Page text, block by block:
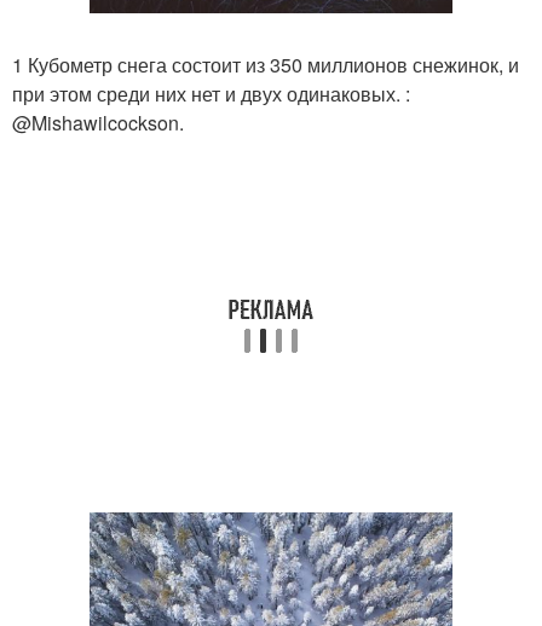
1 Кубометр снега состоит из 350 миллионов снежинок, и
при этом среди них нет и двух одинаковых. :
@Mishawilcockson.